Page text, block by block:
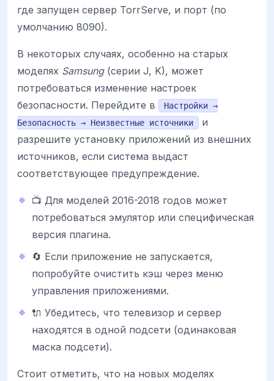
где запущен сервер TorrServe, и порт (по
умолчанию 8090).
В некоторых случаях, особенно на старых
моделях Samsung(серии J, K), может
потребоваться изменение настроек
безопасности. Перейдите в
Настройки →
Безопасность → Неизвестные источники
и
разрешите установку приложений из внешних
источников, если система выдаст
соответствующее предупреждение.
📺 Для моделей 2016-2018 годов может
потребоваться эмулятор или специфическая
версия плагина.
🔄 Если приложение не запускается,
попробуйте очистить кэш через меню
управления приложениями.
🔌 Убедитесь, что телевизор и сервер
находятся в одной подсети (одинаковая
маска подсети).
Стоит отметить, что на новых моделях